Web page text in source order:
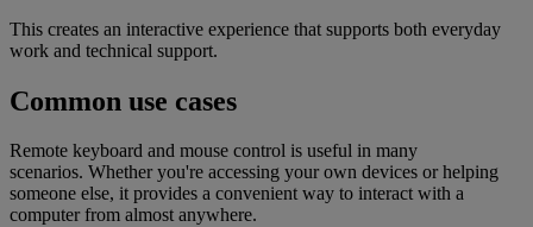
This creates an interactive experience that supports both everyday
work and technical support.
Common use cases
Remote keyboard and mouse control is useful in many
scenarios. Whether you're accessing your own devices or helping
someone else, it provides a convenient way to interact with a
computer from almost anywhere.